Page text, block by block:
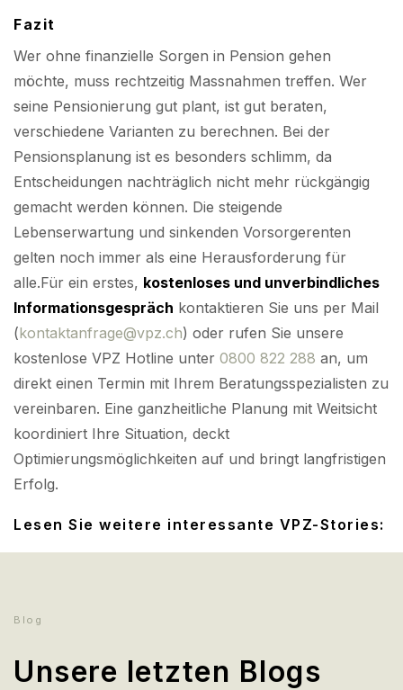
Fazit
Wer ohne finanzielle Sorgen in Pension gehen
möchte, muss rechtzeitig Massnahmen treffen. Wer
seine Pensionierung gut plant, ist gut beraten,
verschiedene Varianten zu berechnen. Bei der
Pensionsplanung ist es besonders schlimm, da
Entscheidungen nachträglich nicht mehr rückgängig
gemacht werden können. Die steigende
Lebenserwartung und sinkenden Vorsorgerenten
gelten noch immer als eine Herausforderung für
alle.Für ein erstes, kostenloses und unverbindliches
Informationsgespräch kontaktieren Sie uns per Mail
(kontaktanfrage@vpz.ch) oder rufen Sie unsere
kostenlose VPZ Hotline unter 0800 822 288 an, um
direkt einen Termin mit Ihrem Beratungsspezialisten zu
vereinbaren. Eine ganzheitliche Planung mit Weitsicht
koordiniert Ihre Situation, deckt
Optimierungsmöglichkeiten auf und bringt langfristigen
Erfolg.
Lesen Sie weitere interessante VPZ-Stories:
Blog
Unsere letzten Blogs